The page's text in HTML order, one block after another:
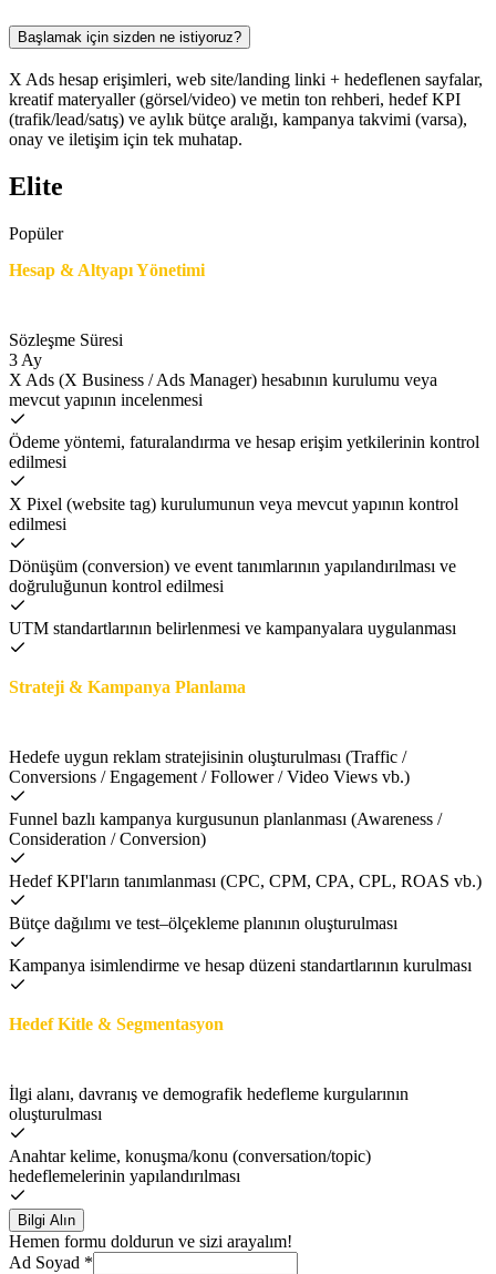
Başlamak için sizden ne istiyoruz?
X Ads hesap erişimleri, web site/landing linki + hedeflenen sayfalar,
kreatif materyaller (görsel/video) ve metin ton rehberi, hedef KPI
(trafik/lead/satış) ve aylık bütçe aralığı, kampanya takvimi (varsa),
onay ve iletişim için tek muhatap.
Elite
Popüler
Hesap & Altyapı Yönetimi
Sözleşme Süresi
3 Ay
X Ads (X Business / Ads Manager) hesabının kurulumu veya
mevcut yapının incelenmesi
Ödeme yöntemi, faturalandırma ve hesap erişim yetkilerinin kontrol
edilmesi
X Pixel (website tag) kurulumunun veya mevcut yapının kontrol
edilmesi
Dönüşüm (conversion) ve event tanımlarının yapılandırılması ve
doğruluğunun kontrol edilmesi
UTM standartlarının belirlenmesi ve kampanyalara uygulanması
Strateji & Kampanya Planlama
Hedefe uygun reklam stratejisinin oluşturulması (Traffic /
Conversions / Engagement / Follower / Video Views vb.)
Funnel bazlı kampanya kurgusunun planlanması (Awareness /
Consideration / Conversion)
Hedef KPI'ların tanımlanması (CPC, CPM, CPA, CPL, ROAS vb.)
Bütçe dağılımı ve test–ölçekleme planının oluşturulması
Kampanya isimlendirme ve hesap düzeni standartlarının kurulması
Hedef Kitle & Segmentasyon
İlgi alanı, davranış ve demografik hedefleme kurgularının
oluşturulması
Anahtar kelime, konuşma/konu (conversation/topic)
hedeflemelerinin yapılandırılması
Bilgi Alın
Hemen formu doldurun ve sizi arayalım!
Ad Soyad *